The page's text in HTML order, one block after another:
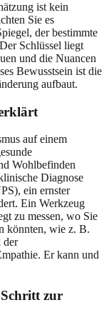
ist kein
Sie es
der bestimmte
Schlüssel liegt
und die Nuancen
Bewusstsein ist die
aufbaut.
auf einem
Wohlbefinden
Diagnose
ein ernster
Ein Werkzeug
zu messen, wo Sie
könnten, wie z. B.
der
Er kann und
zur